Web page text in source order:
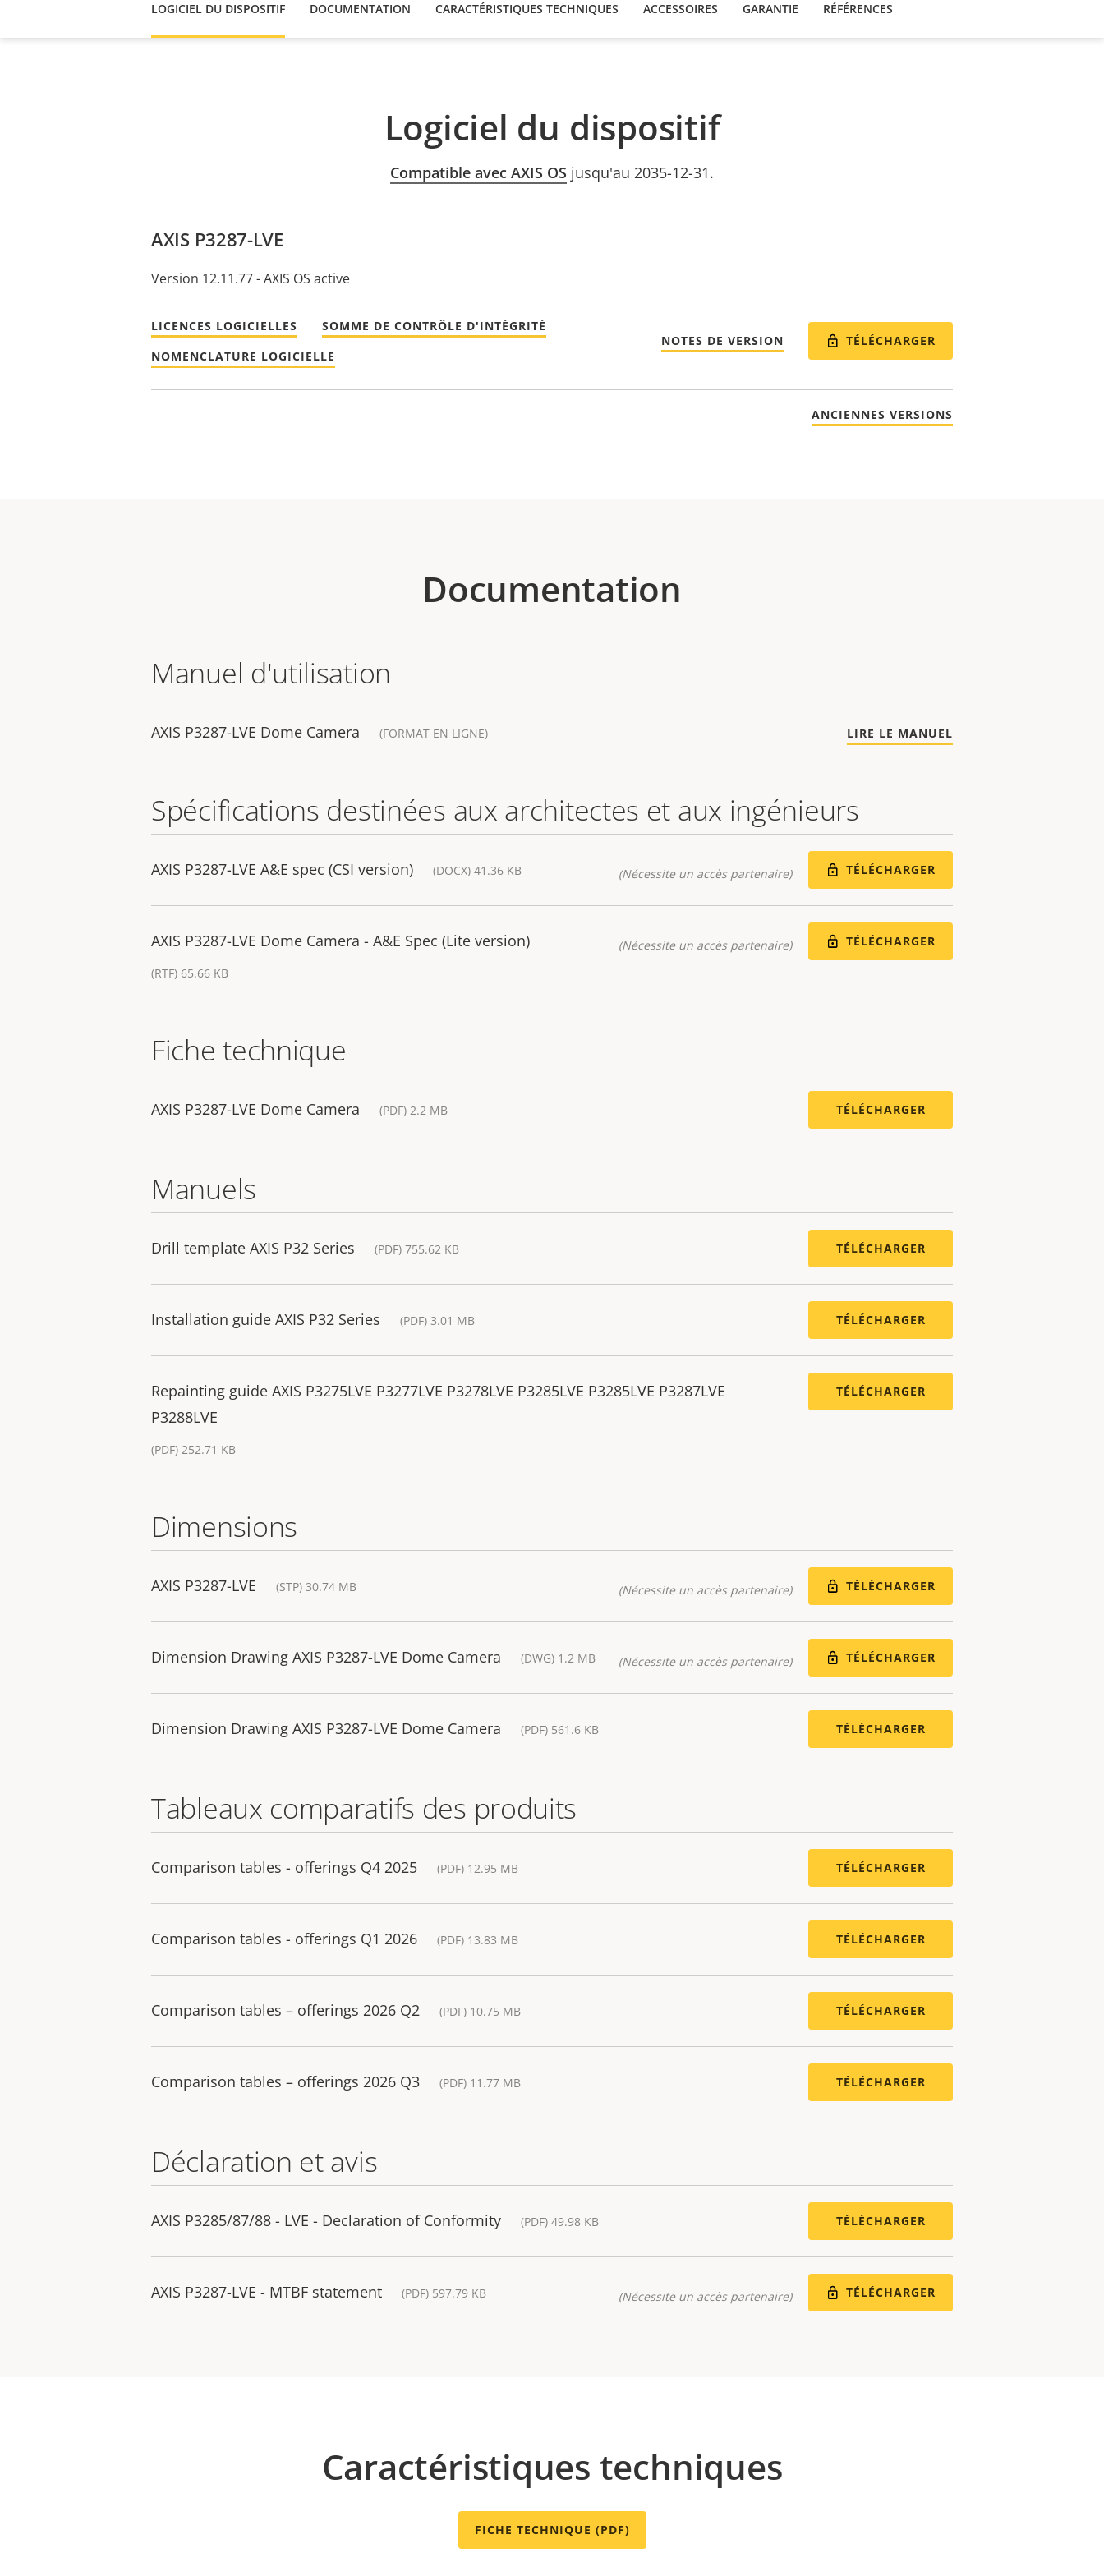
LOGICIEL DU DISPOSITIF DOCUMENTATION CARACTÉRISTIQUES TECHNIQUES ACCESSOIRES GARANTIE RÉFÉRENCES
Logiciel du dispositif
Compatible avec AXIS OS jusqu'au 2035-12-31.
AXIS P3287-LVE
Version 12.11.77 - AXIS OS active
LICENCES LOGICIELLES
SOMME DE CONTRÔLE D'INTÉGRITÉ
NOMENCLATURE LOGICIELLE
NOTES DE VERSION TÉLÉCHARGER
ANCIENNES VERSIONS
Documentation
Manuel d'utilisation
AXIS P3287-LVE Dome Camera (FORMAT EN LIGNE) LIRE LE MANUEL
Spécifications destinées aux architectes et aux ingénieurs
AXIS P3287-LVE A&E spec (CSI version) (DOCX) 41.36 KB (Nécessite un accès partenaire) TÉLÉCHARGER
AXIS P3287-LVE Dome Camera - A&E Spec (Lite version)
(RTF) 65.66 KB
(Nécessite un accès partenaire) TÉLÉCHARGER
Fiche technique
AXIS P3287-LVE Dome Camera (PDF) 2.2 MB TÉLÉCHARGER
Manuels
Drill template AXIS P32 Series (PDF) 755.62 KB TÉLÉCHARGER
Installation guide AXIS P32 Series (PDF) 3.01 MB TÉLÉCHARGER
Repainting guide AXIS P3275LVE P3277LVE P3278LVE P3285LVE P3285LVE P3287LVE
P3288LVE
(PDF) 252.71 KB
TÉLÉCHARGER
Dimensions
AXIS P3287-LVE (STP) 30.74 MB (Nécessite un accès partenaire) TÉLÉCHARGER
Dimension Drawing AXIS P3287-LVE Dome Camera (DWG) 1.2 MB (Nécessite un accès partenaire) TÉLÉCHARGER
Dimension Drawing AXIS P3287-LVE Dome Camera (PDF) 561.6 KB TÉLÉCHARGER
Tableaux comparatifs des produits
Comparison tables - offerings Q4 2025 (PDF) 12.95 MB TÉLÉCHARGER
Comparison tables - offerings Q1 2026 (PDF) 13.83 MB TÉLÉCHARGER
Comparison tables – offerings 2026 Q2 (PDF) 10.75 MB TÉLÉCHARGER
Comparison tables – offerings 2026 Q3 (PDF) 11.77 MB TÉLÉCHARGER
Déclaration et avis
AXIS P3285/87/88 - LVE - Declaration of Conformity (PDF) 49.98 KB TÉLÉCHARGER
AXIS P3287-LVE - MTBF statement (PDF) 597.79 KB (Nécessite un accès partenaire) TÉLÉCHARGER
Caractéristiques techniques
FICHE TECHNIQUE (PDF)